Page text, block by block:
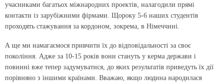
учасниками багатьох міжнародних проектів, налагодили прямі
контакти із зарубіжними фірмами. Щороку 5-6 наших студентів
проходять стажування за кордоном, зокрема, в Німеччині.
А ще ми намагаємося привчити їх до відповідальності за своє
покоління. Адже за 10-15 років вони стануть у керма держави і
повинні вже тепер задумуватися, до яких результатів приведуть їх дії
порівняно з іншими країнами. Вважаю, якщо людина народилася